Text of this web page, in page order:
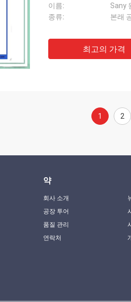
이름:
Sany
종류:
본래
최고의 가격
1 2
약
회사 소개
공장 투어
품질 관리
연락처